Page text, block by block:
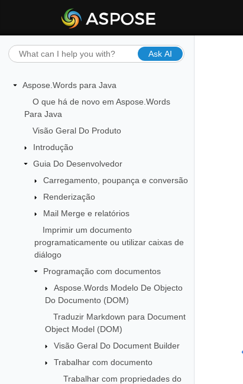
Ask AI
Aspose.Words para Java
O que há de novo em Aspose.Words
Para Java
Visão Geral Do Produto
Introdução
Guia Do Desenvolvedor
Carregamento, poupança e conversão
Renderização
Mail Merge e relatórios
Imprimir um documento
programaticamente ou utilizar caixas de
diálogo
Programação com documentos
Aspose.Words Modelo De Objecto
Do Documento (DOM)
Traduzir Markdown para Document
Object Model (DOM)
Visão Geral Do Document Builder
Trabalhar com documento
Trabalhar com propriedades do